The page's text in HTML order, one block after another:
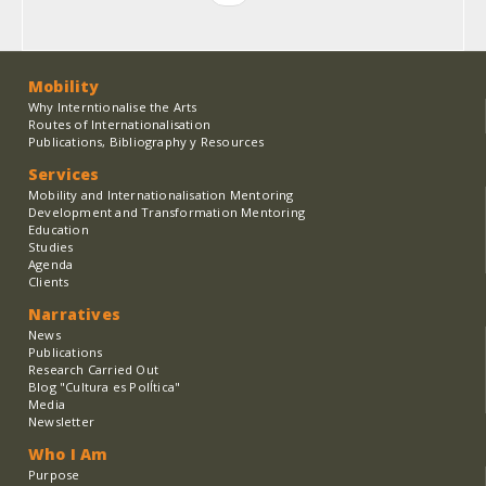
page
Mobility
Why Interntionalise the Arts
Routes of Internationalisation
Publications, Bibliography y Resources
Services
Mobility and Internationalisation Mentoring
Development and Transformation Mentoring
Education
Studies
Agenda
Clients
Narratives
News
Publications
Research Carried Out
Blog "Cultura es PolÍtica"
Media
Newsletter
Who I Am
Purpose